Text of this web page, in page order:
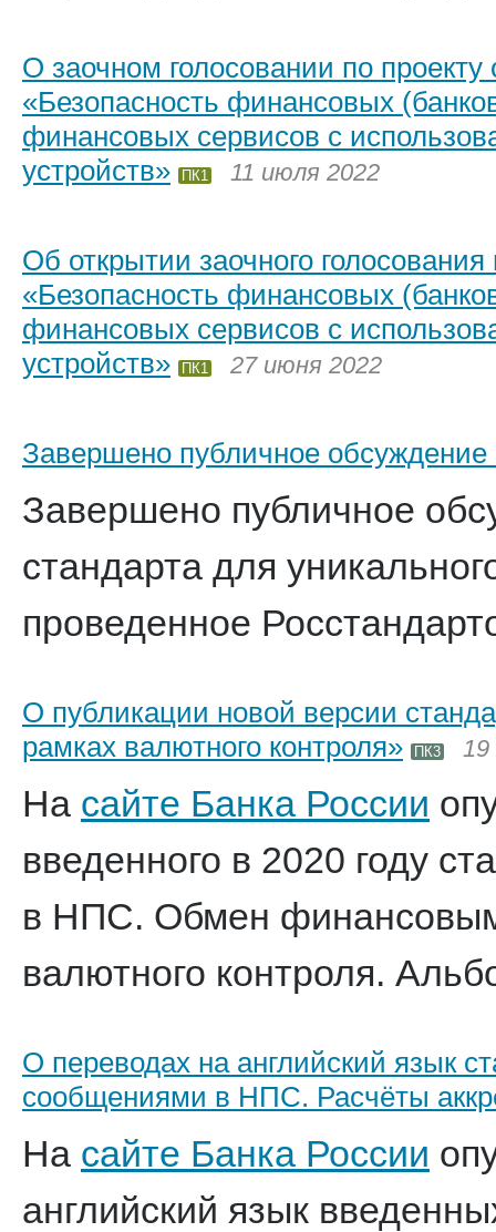
О заочном голосовании по
«Безопасность финансовых
финансовых сервисов с
устройств»
ПК1 11 июля 2022
Об открытии заочного
«Безопасность финансовых
финансовых сервисов с
устройств»
ПК1 27 июня 2022
Завершено публичное обсуждение
Завершено публичное
стандарта для
проведенное
О публикации новой версии
рамках валютного контроля»
ПК3 19
На сайте Банка России
введенного в 2020 году
в НПС. Обмен
валютного контроля.
О переводах на английский язык
сообщениями в НПС. Расчёты
На сайте Банка России
английский язык